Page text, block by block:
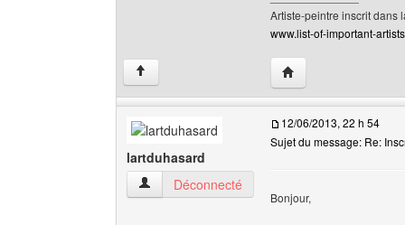
Artiste-peintre inscrit dans
www.list-of-important-
↑ Visiter le site web
lartduhasard
lartduhasard Voir le profil de l'utilisateur
Déconnecté
12/06/2013, 22 h 54
Sujet du message: Re:
Bonjour,